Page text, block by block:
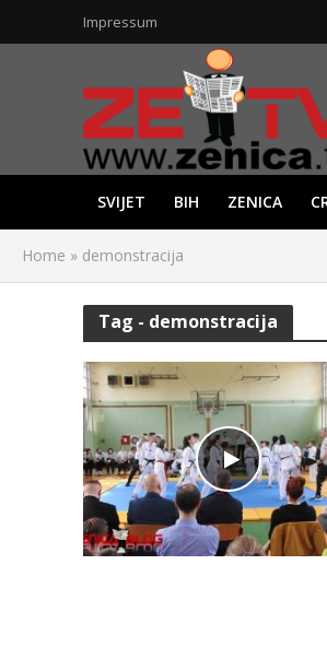
Impressum
SVIJET BIH ZENICA
Home » demonstracija
Tag - demonstracija